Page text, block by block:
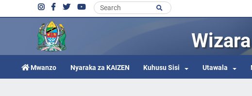
Mwanzo Nyaraka za KAIZEN Kuhusu Sisi Utawala